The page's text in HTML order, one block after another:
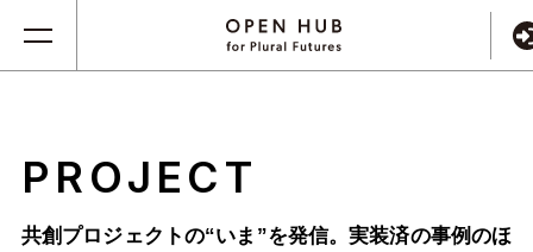
PROJECT
共創プロジェクトの“いま”を発信。実装済の事例のほ